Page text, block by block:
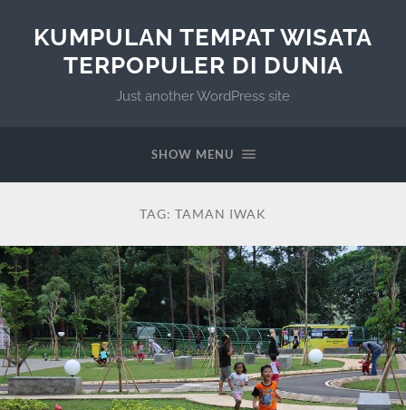
KUMPULAN TEMPAT WISATA
TERPOPULER DI DUNIA
Just another WordPress site
SHOW MENU
TAG: TAMAN IWAK